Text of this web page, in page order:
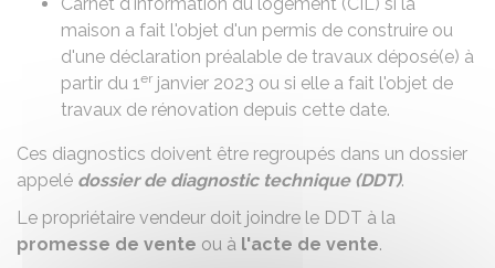
maison a fait l'objet d'un permis de construire ou
d'une déclaration préalable de travaux déposé(e) à
partir du 1er janvier 2023 ou si elle a fait l'objet de
travaux de rénovation depuis cette date.
Ces diagnostics doivent être regroupés dans un dossier
appelé dossier de diagnostic technique (DDT).
Le propriétaire vendeur doit joindre le DDT à la
promesse de vente ou à l'acte de vente.